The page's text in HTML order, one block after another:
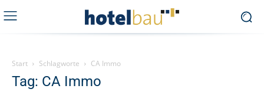
Start Schlagworte CA Immo
Tag: CA Immo